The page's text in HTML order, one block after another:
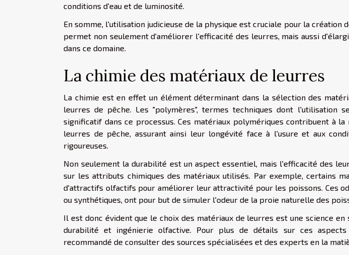
conditions d'eau et de luminosité.
En somme, l'utilisation judicieuse de la physique est cruciale pour la création
permet non seulement d'améliorer l'efficacité des leurres, mais aussi
dans ce domaine.
La chimie des matériaux de leurres
La chimie est en effet un élément déterminant dans la sélection des
leurres de pêche. Les "polymères", termes techniques dont l'utilisation
significatif dans ce processus. Ces matériaux polymériques contribuent à
leurres de pêche, assurant ainsi leur longévité face à l'usure et aux
rigoureuses.
Non seulement la durabilité est un aspect essentiel, mais l'efficacité des
sur les attributs chimiques des matériaux utilisés. Par exemple, certains
d'attractifs olfactifs pour améliorer leur attractivité pour les poissons. Ces
ou synthétiques, ont pour but de simuler l'odeur de la proie naturelle des
Il est donc évident que le choix des matériaux de leurres est une science en
durabilité et ingénierie olfactive. Pour plus de détails sur ces
recommandé de consulter des sources spécialisées et des experts en la